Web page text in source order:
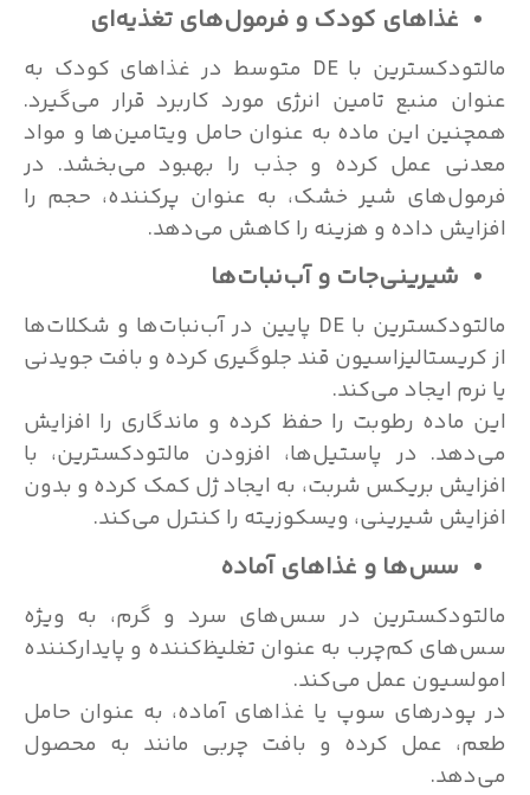
غذاهای کودک و فرمول‌های تغذیه‌ای
مالتودکسترین با DE متوسط در غذاهای کودک به
عنوان منبع تامین انرژی مورد کاربرد قرار می‌گیرد.
همچنین این ماده به عنوان حامل ویتامین‌ها و مواد
معدنی عمل کرده و جذب را بهبود می‌بخشد. در
فرمول‌های شیر خشک، به عنوان پرکننده، حجم را
افزایش داده و هزینه را کاهش می‌دهد.
شیرینی‌جات و آب‌نبات‌ها
مالتودکسترین با DE پایین در آب‌نبات‌ها و شکلات‌ها
از کریستالیزاسیون قند جلوگیری کرده و بافت جویدنی
یا نرم ایجاد می‌کند.
این ماده رطوبت را حفظ کرده و ماندگاری را افزایش
می‌دهد. در پاستیل‌ها، افزودن مالتودکسترین، با
افزایش بریکس شربت، به ایجاد ژل کمک کرده و بدون
افزایش شیرینی، ویسکوزیته را کنترل می‌کند.
سس‌ها و غذاهای آماده
مالتودکسترین در سس‌های سرد و گرم، به ویژه
سس‌های کم‌چرب به عنوان تغلیظ‌کننده و پایدارکننده
امولسیون عمل می‌کند.
در پودرهای سوپ یا غذاهای آماده، به عنوان حامل
طعم، عمل کرده و بافت چربی مانند به محصول
می‌دهد.